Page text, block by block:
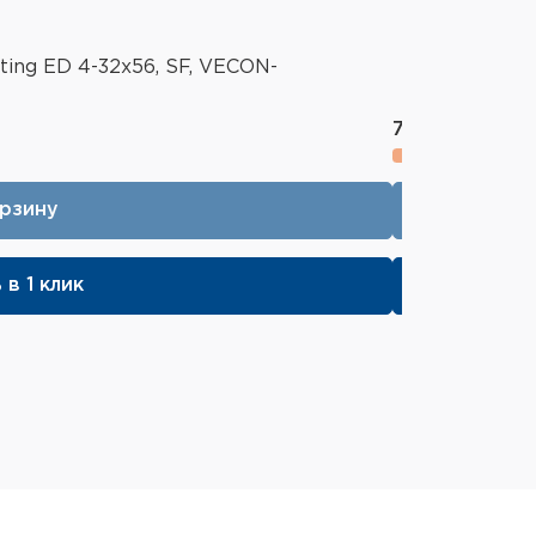
ED 4-32x56, SF, VECON-
в 1 клик
71 290 ₽